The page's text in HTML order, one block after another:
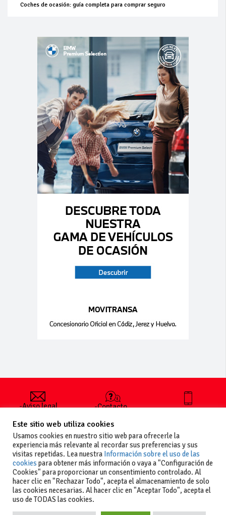
Coches de ocasión: guía completa para comprar seguro
-Aviso legal
generales
de uso
-Política de
privacidad
-Política de
cookies
-Contacto
publicar un
anuncio
-Vende+
+34 627 35
Este sitio web utiliza cookies
Usamos cookies en nuestro sitio web para ofrecerle la
experiencia más relevante al recordar sus preferencias y sus
visitas repetidas. Lea nuestra Información sobre el uso de las
cookies para obtener más información o vaya a "Configuración de
Cookies" para proporcionar un consentimiento controlado. Al
hacer clic en "Rechazar Todo", acepta el almacenamiento de solo
las cookies necesarias. Al hacer clic en "Aceptar Todo", acepta el
uso de TODAS las cookies.